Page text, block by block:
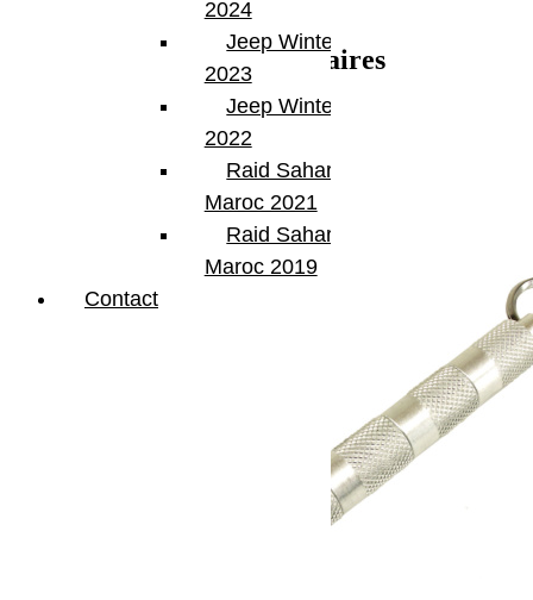
Informations complémentaires
50 × 50 × 40 cm
Produits similaires
2024
Jeep Winter Tour
2023
Jeep Winter Tour
2022
Raid Sahara Tour
Maroc 2021
Raid Sahara Tour
Maroc 2019
Contact